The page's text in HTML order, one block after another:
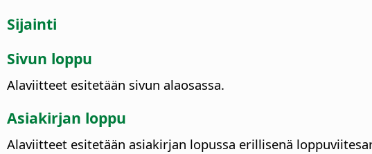
Sijainti
Sivun loppu
Alaviitteet esitetään sivun alaosassa.
Asiakirjan loppu
Alaviitteet esitetään asiakirjan lopussa erillisenä